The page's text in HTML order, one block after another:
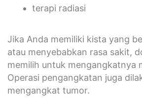
terapi radiasi
Jika Anda memiliki kista yang
atau menyebabkan rasa sakit,
memilih untuk mengangkatnya
Operasi pengangkatan juga
mengangkat tumor.